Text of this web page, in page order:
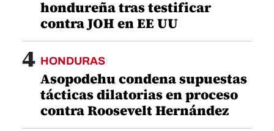
HONDURAS
Congreso aprueba 371
contratos del FHIS por más de
L2,418 millones
ÚLTIMAS NOTICIAS